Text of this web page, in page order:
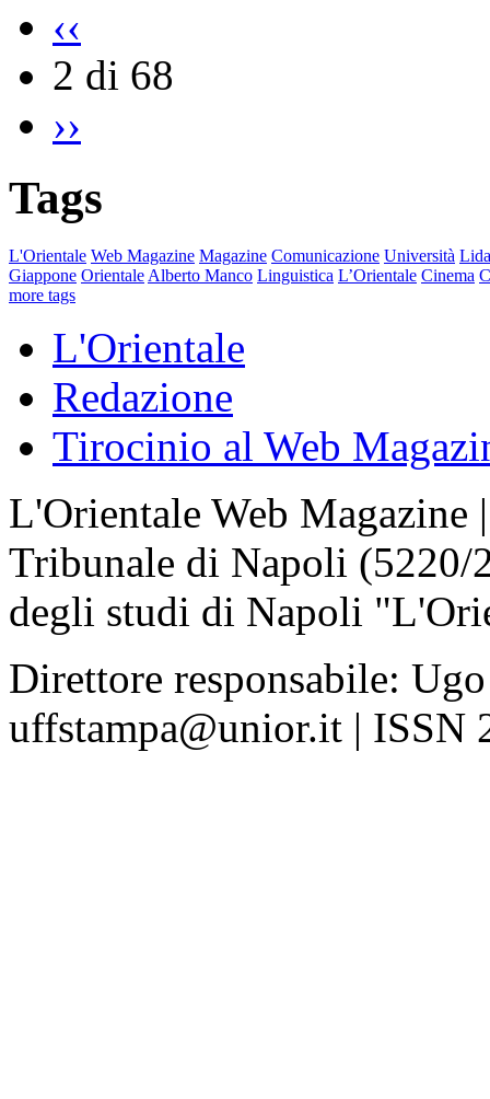
‹‹
2 di 68
››
Tags
L'Orientale Web Magazine Magazine Comunicazione Università
Giappone Orientale Alberto Manco Linguistica L’Orientale Cinema
more tags
L'Orientale
Redazione
Tirocinio al Web
L'Orientale Web Magazine
Tribunale di Napoli
degli studi di Napoli
Direttore responsabile:
uffstampa@unior.it | ISSN